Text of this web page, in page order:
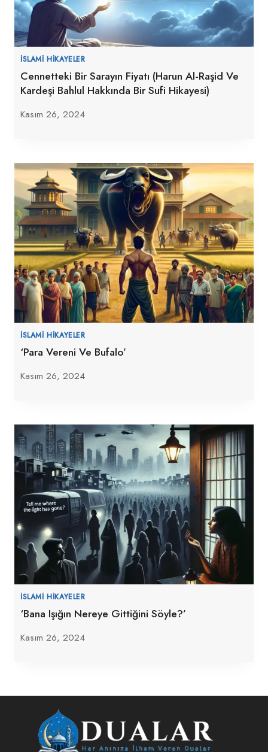
İSLAMI HIKAYELER
Cennetteki Bir Sarayın Fiyatı (Harun Al-Raşid Ve
Kardeşi Bahlul Hakkında Bir Sufi Hikayesi)
Kasım 26, 2024
İSLAMI HIKAYELER
‘Para Vereni Ve Bufalo’
Kasım 26, 2024
İSLAMI HIKAYELER
‘Bana Işığın Nereye Gittiğini Söyle?’
Kasım 26, 2024